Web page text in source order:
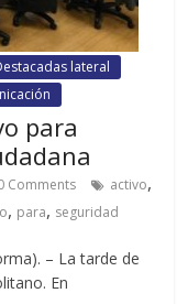
lateral
para
Comments activo,
, para, seguridad
– La tarde de
En